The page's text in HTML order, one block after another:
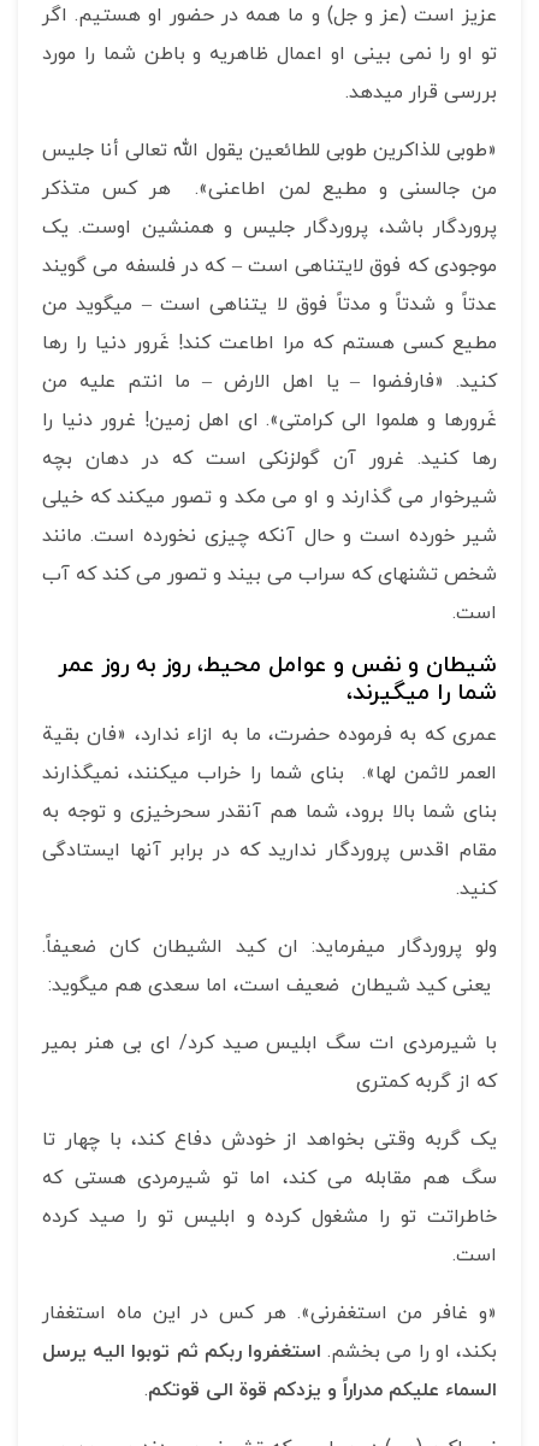
عزیز است (عز و جل) و ما همه در حضور او هستیم. اگر
تو او را نمی بینی او اعمال ظاهریه و باطن شما را مورد
بررسی قرار می­دهد.
«طوبی للذاکرین طوبی للطائعین یقول الله تعالی أنا جلیس
من جالسنی و مطیع لمن اطاعنی». هر کس متذکر
پروردگار باشد، پروردگار جلیس و همنشین اوست. یک
موجودی که فوق لایتناهی است – که در فلسفه می گویند
عدتاً و شدتاً و مدتاً فوق لا یتناهی است – می­گوید من
مطیع کسی هستم که مرا اطاعت کند! غَرور دنیا را رها
کنید. «فارفضوا – یا اهل الارض – ما انتم علیه من
غَرورها و هلموا الی کرامتی». ای اهل زمین! غرور دنیا را
رها کنید. غرور آن گول­زنکی است که در دهان بچه
شیرخوار می گذارند و او می مکد و تصور می­کند که خیلی
شیر خورده است و حال آنکه چیزی نخورده است. مانند
شخص تشنه­ای که سراب می بیند و تصور می کند که آب
است.
شیطان و نفس و عوامل محیط، روز به روز عمر
شما را می­گیرند،
عمری که به فرموده حضرت، ما به ازاء ندارد، «فان بقیة
العمر لاثمن لها». بنای شما را خراب می­کنند، نمی­گذارند
بنای شما بالا برود، شما هم آنقدر سحرخیزی و توجه به
مقام اقدس پروردگار ندارید که در برابر آنها ایستادگی
کنید.
ولو پروردگار می­فرماید: ان کید الشیطان کان ضعیفاً.
یعنی کید شیطان ضعیف است، اما سعدی هم می­گوید:
با شیرمردی ات سگ ابلیس صید کرد/ ای بی هنر بمیر
که از گربه کمتری
یک گربه وقتی بخواهد از خودش دفاع کند، با چهار تا
سگ هم مقابله می کند، اما تو شیرمردی هستی که
خاطراتت تو را مشغول کرده و ابلیس تو را صید کرده
است.
«و غافر من استغفرنی». هر کس در این ماه استغفار
بکند، او را می بخشم. استغفروا ربکم ثم توبوا الیه یرسل
السماء علیکم مدراراً و یزدکم قوة الی قوتکم.